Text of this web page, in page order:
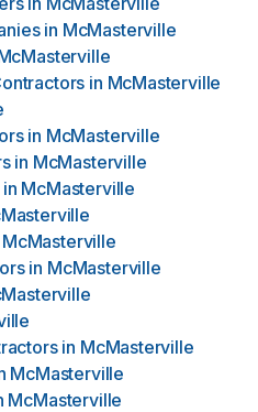
in McMasterville
in McMasterville
in McMasterville
in McMasterville
in McMasterville
McMasterville
in McMasterville
in McMasterville
McMasterville
McMasterville